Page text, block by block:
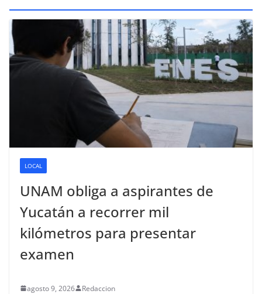
LOCAL
UNAM obliga a aspirantes de
Yucatán a recorrer mil
kilómetros para presentar
examen
agosto 9, 2026 Redaccion